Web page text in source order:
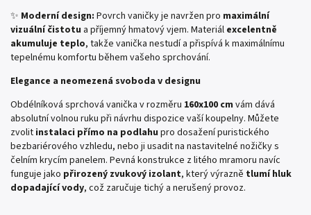
✨ Moderní design: Povrch vaničky je navržen pro maximální
vizuální čistotu a příjemný hmatový vjem. Materiál excelentně
akumuluje teplo, takže vanička nestudí a přispívá k maximálnímu
tepelnému komfortu během vašeho sprchování.
Elegance a neomezená svoboda v designu
Obdélníková sprchová vanička v rozměru 160x100 cm vám dává
absolutní volnou ruku při návrhu dispozice vaší koupelny. Můžete
zvolit instalaci přímo na podlahu pro dosažení puristického
bezbariérového vzhledu, nebo ji usadit na nastavitelné nožičky s
čelním krycím panelem. Pevná konstrukce z litého mramoru navíc
funguje jako přirozený zvukový izolant, který výrazně tlumí hluk
dopadající vody, což zaručuje tichý a nerušený provoz.